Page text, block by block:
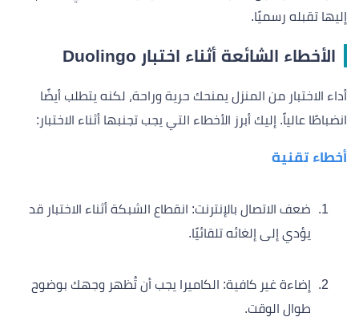
إليها تقبله رسميًا.
الأخطاء الشائعة أثناء اختبار Duolingo
أداء الاختبار من المنزل يمنحك حرية وراحة، لكنه يتطلب أيضًا
انضباطًا عالياً. إليك أبرز الأخطاء التي يجب تجنبها أثناء الاختبار:
أخطاء تقنية
ضعف الاتصال بالإنترنت: انقطاع الشبكة أثناء الاختبار قد
يؤدي إلى إلغائه تلقائيًا.
إضاءة غير كافية: الكاميرا يجب أن تُظهر وجهك بوضوح
طوال الوقت.